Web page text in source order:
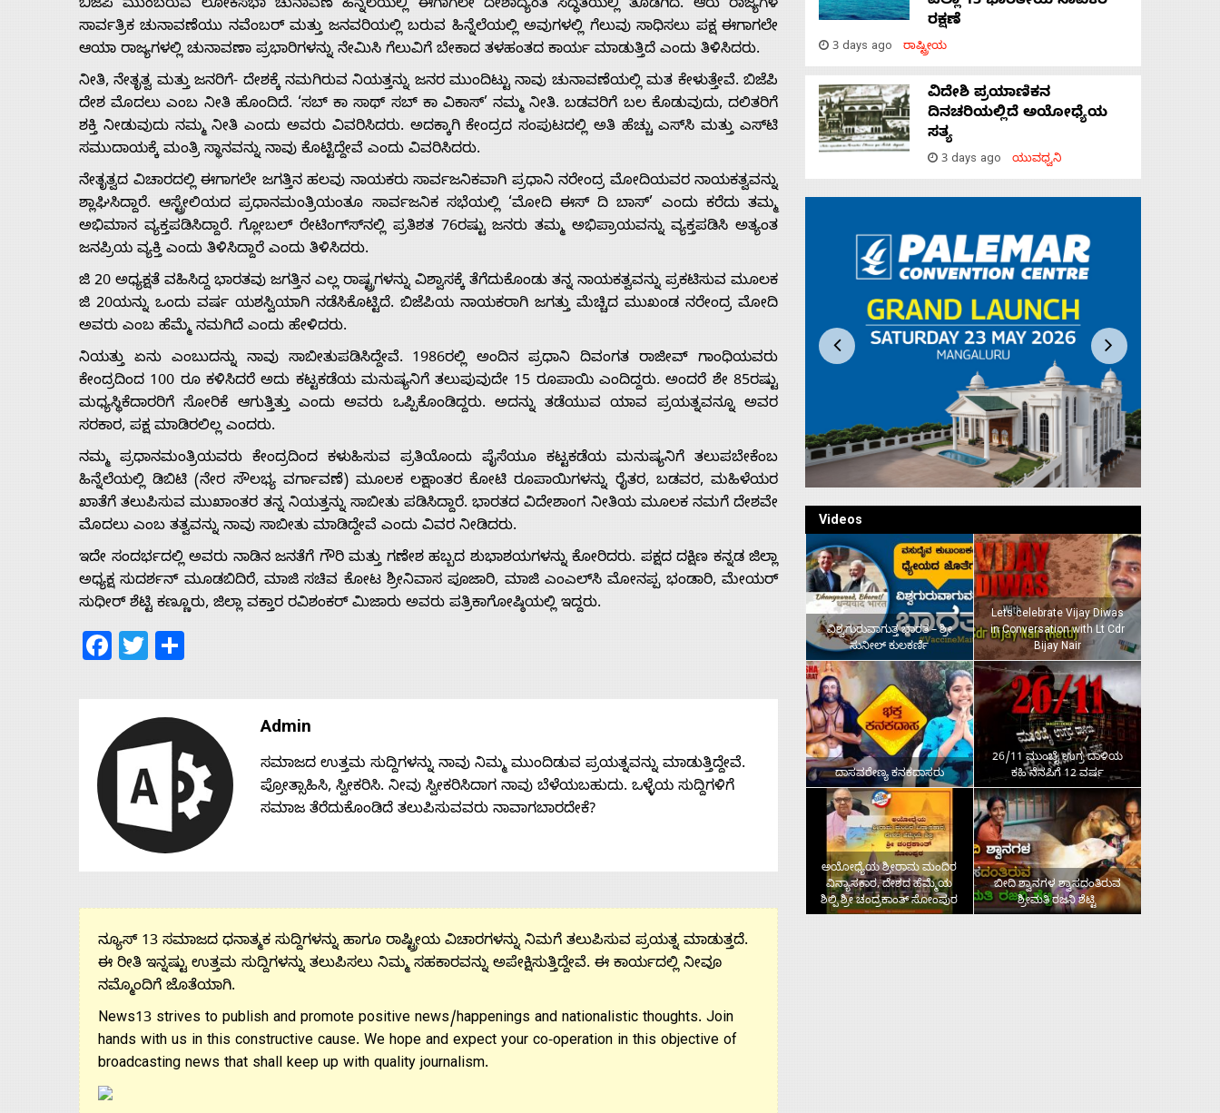
ಬಿಜೆಪಿ ಮುಂಬರುವ ಲೋಕಸಭಾ ಚುನಾವಣೆ ಹಿನ್ನೆಲೆಯಲ್ಲಿ ಈಗಾಗಲೇ ದೇಶಾದ್ಯಂತ ಸಿದ್ಧತೆಯಲ್ಲಿ ತೊಡಗಿದೆ. ಆರು ರಾಜ್ಯಗಳ
ಸಾರ್ವತ್ರಿಕ ಚುನಾವಣೆಯು ನವೆಂಬರ್ ಮತ್ತು ಜನವರಿಯಲ್ಲಿ ಬರುವ ಹಿನ್ನೆಲೆಯಲ್ಲಿ ಅವುಗಳಲ್ಲಿ ಗೆಲುವು ಸಾಧಿಸಲು ಪಕ್ಷ ಈಗಾಗಲೇ
ಆಯಾ ರಾಜ್ಯಗಳಲ್ಲಿ ಚುನಾವಣಾ ಪ್ರಭಾರಿಗಳನ್ನು ನೇಮಿಸಿ ಗೆಲುವಿಗೆ ಬೇಕಾದ ತಳಹಂತದ ಕಾರ್ಯ ಮಾಡುತ್ತಿದೆ ಎಂದು ತಿಳಿಸಿದರು.
ನೀತಿ, ನೇತೃತ್ವ ಮತ್ತು ಜನರಿಗೆ- ದೇಶಕ್ಕೆ ನಮಗಿರುವ ನಿಯತ್ತನ್ನು ಜನರ ಮುಂದಿಟ್ಟು ನಾವು ಚುನಾವಣೆಯಲ್ಲಿ ಮತ ಕೇಳುತ್ತೇವೆ. ಬಿಜೆಪಿ
ದೇಶ ಮೊದಲು ಎಂಬ ನೀತಿ ಹೊಂದಿದೆ. ‘ಸಬ್ ಕಾ ಸಾಥ್ ಸಬ್ ಕಾ ವಿಕಾಸ್’ ನಮ್ಮ ನೀತಿ. ಬಡವರಿಗೆ ಬಲ ಕೊಡುವುದು, ದಲಿತರಿಗೆ
ಶಕ್ತಿ ನೀಡುವುದು ನಮ್ಮ ನೀತಿ ಎಂದು ಅವರು ವಿವರಿಸಿದರು. ಅದಕ್ಕಾಗಿ ಕೇಂದ್ರದ ಸಂಪುಟದಲ್ಲಿ ಅತಿ ಹೆಚ್ಚು ಎಸ್‍ಸಿ ಮತ್ತು ಎಸ್‍ಟಿ
ಸಮುದಾಯಕ್ಕೆ ಮಂತ್ರಿ ಸ್ಥಾನವನ್ನು ನಾವು ಕೊಟ್ಟಿದ್ದೇವೆ ಎಂದು ವಿವರಿಸಿದರು.
ನೇತೃತ್ವದ ವಿಚಾರದಲ್ಲಿ ಈಗಾಗಲೇ ಜಗತ್ತಿನ ಹಲವು ನಾಯಕರು ಸಾರ್ವಜನಿಕವಾಗಿ ಪ್ರಧಾನಿ ನರೇಂದ್ರ ಮೋದಿಯವರ ನಾಯಕತ್ವವನ್ನು
ಶ್ಲಾಘಿಸಿದ್ದಾರೆ. ಆಸ್ಟ್ರೇಲಿಯದ ಪ್ರಧಾನಮಂತ್ರಿಯಂತೂ ಸಾರ್ವಜನಿಕ ಸಭೆಯಲ್ಲಿ ‘ಮೋದಿ ಈಸ್ ದಿ ಬಾಸ್’ ಎಂದು ಕರೆದು ತಮ್ಮ
ಅಭಿಮಾನ ವ್ಯಕ್ತಪಡಿಸಿದ್ದಾರೆ. ಗ್ಲೋಬಲ್ ರೇಟಿಂಗ್ಸ್‍ನಲ್ಲಿ ಪ್ರತಿಶತ 76ರಷ್ಟು ಜನರು ತಮ್ಮ ಅಭಿಪ್ರಾಯವನ್ನು ವ್ಯಕ್ತಪಡಿಸಿ ಅತ್ಯಂತ
ಜನಪ್ರಿಯ ವ್ಯಕ್ತಿ ಎಂದು ತಿಳಿಸಿದ್ದಾರೆ ಎಂದು ತಿಳಿಸಿದರು.
ಜಿ 20 ಅಧ್ಯಕ್ಷತೆ ವಹಿಸಿದ್ದ ಭಾರತವು ಜಗತ್ತಿನ ಎಲ್ಲ ರಾಷ್ಟ್ರಗಳನ್ನು ವಿಶ್ವಾಸಕ್ಕೆ ತೆಗೆದುಕೊಂಡು ತನ್ನ ನಾಯಕತ್ವವನ್ನು ಪ್ರಕಟಿಸುವ ಮೂಲಕ
ಜಿ 20ಯನ್ನು ಒಂದು ವರ್ಷ ಯಶಸ್ವಿಯಾಗಿ ನಡೆಸಿಕೊಟ್ಟಿದೆ. ಬಿಜೆಪಿಯ ನಾಯಕರಾಗಿ ಜಗತ್ತು ಮೆಚ್ಚಿದ ಮುಖಂಡ ನರೇಂದ್ರ ಮೋದಿ
ಅವರು ಎಂಬ ಹೆಮ್ಮೆ ನಮಗಿದೆ ಎಂದು ಹೇಳಿದರು.
ನಿಯತ್ತು ಏನು ಎಂಬುದನ್ನು ನಾವು ಸಾಬೀತುಪಡಿಸಿದ್ದೇವೆ. 1986ರಲ್ಲಿ ಅಂದಿನ ಪ್ರಧಾನಿ ದಿವಂಗತ ರಾಜೀವ್ ಗಾಂಧಿಯವರು
ಕೇಂದ್ರದಿಂದ 100 ರೂ ಕಳಿಸಿದರೆ ಅದು ಕಟ್ಟಕಡೆಯ ಮನುಷ್ಯನಿಗೆ ತಲುಪುವುದೇ 15 ರೂಪಾಯಿ ಎಂದಿದ್ದರು. ಅಂದರೆ ಶೇ 85ರಷ್ಟು
ಮಧ್ಯಸ್ಥಿಕೆದಾರರಿಗೆ ಸೋರಿಕೆ ಆಗುತ್ತಿತ್ತು ಎಂದು ಅವರು ಒಪ್ಪಿಕೊಂಡಿದ್ದರು. ಅದನ್ನು ತಡೆಯುವ ಯಾವ ಪ್ರಯತ್ನವನ್ನೂ ಅವರ
ಸರಕಾರ, ಪಕ್ಷ ಮಾಡಿರಲಿಲ್ಲ ಎಂದರು.
ನಮ್ಮ ಪ್ರಧಾನಮಂತ್ರಿಯವರು ಕೇಂದ್ರದಿಂದ ಕಳುಹಿಸುವ ಪ್ರತಿಯೊಂದು ಪೈಸೆಯೂ ಕಟ್ಟಕಡೆಯ ಮನುಷ್ಯನಿಗೆ ತಲುಪಬೇಕೆಂಬ
ಹಿನ್ನೆಲೆಯಲ್ಲಿ ಡಿಬಿಟಿ (ನೇರ ಸೌಲಭ್ಯ ವರ್ಗಾವಣೆ) ಮೂಲಕ ಲಕ್ಷಾಂತರ ಕೋಟಿ ರೂಪಾಯಿಗಳನ್ನು ರೈತರ, ಬಡವರ, ಮಹಿಳೆಯರ
ಖಾತೆಗೆ ತಲುಪಿಸುವ ಮುಖಾಂತರ ತನ್ನ ನಿಯತ್ತನ್ನು ಸಾಬೀತು ಪಡಿಸಿದ್ದಾರೆ. ಭಾರತದ ವಿದೇಶಾಂಗ ನೀತಿಯ ಮೂಲಕ ನಮಗೆ ದೇಶವೇ
ಮೊದಲು ಎಂಬ ತತ್ವವನ್ನು ನಾವು ಸಾಬೀತು ಮಾಡಿದ್ದೇವೆ ಎಂದು ವಿವರ ನೀಡಿದರು.
ಇದೇ ಸಂದರ್ಭದಲ್ಲಿ ಅವರು ನಾಡಿನ ಜನತೆಗೆ ಗೌರಿ ಮತ್ತು ಗಣೇಶ ಹಬ್ಬದ ಶುಭಾಶಯಗಳನ್ನು ಕೋರಿದರು. ಪಕ್ಷದ ದಕ್ಷಿಣ ಕನ್ನಡ ಜಿಲ್ಲಾ
ಅಧ್ಯಕ್ಷ ಸುದರ್ಶನ್ ಮೂಡಬಿದಿರೆ, ಮಾಜಿ ಸಚಿವ ಕೋಟ ಶ್ರೀನಿವಾಸ ಪೂಜಾರಿ, ಮಾಜಿ ಎಂಎಲ್‍ಸಿ ಮೋನಪ್ಪ ಭಂಡಾರಿ, ಮೇಯರ್
ಸುಧೀರ್ ಶೆಟ್ಟಿ ಕಣ್ಣೂರು, ಜಿಲ್ಲಾ ವಕ್ತಾರ ರವಿಶಂಕರ್ ಮಿಜಾರು ಅವರು ಪತ್ರಿಕಾಗೋಷ್ಠಿಯಲ್ಲಿ ಇದ್ದರು.
Facebook
Twitter
Admin
ಸಮಾಜದ ಉತ್ತಮ ಸುದ್ದಿಗಳನ್ನು ನಾವು ನಿಮ್ಮ ಮುಂದಿಡುವ ಪ್ರಯತ್ನವನ್ನು ಮಾಡುತ್ತಿದ್ದೇವೆ.
ಪ್ರೋತ್ಸಾಹಿಸಿ, ಸ್ವೀಕರಿಸಿ. ನೀವು ಸ್ವೀಕರಿಸಿದಾಗ ನಾವು ಬೆಳೆಯಬಹುದು. ಒಳ್ಳೆಯ ಸುದ್ದಿಗಳಿಗೆ
ಸಮಾಜ ತೆರೆದುಕೊಂಡಿದೆ ತಲುಪಿಸುವವರು ನಾವಾಗಬಾರದೇಕೆ?
ನ್ಯೂಸ್ 13 ಸಮಾಜದ ಧನಾತ್ಮಕ ಸುದ್ದಿಗಳನ್ನು ಹಾಗೂ ರಾಷ್ಟ್ರೀಯ ವಿಚಾರಗಳನ್ನು ನಿಮಗೆ ತಲುಪಿಸುವ ಪ್ರಯತ್ನ ಮಾಡುತ್ತದೆ.
ಈ ರೀತಿ ಇನ್ನಷ್ಟು ಉತ್ತಮ ಸುದ್ದಿಗಳನ್ನು ತಲುಪಿಸಲು ನಿಮ್ಮ ಸಹಕಾರವನ್ನು ಅಪೇಕ್ಷಿಸುತ್ತಿದ್ದೇವೆ. ಈ ಕಾರ್ಯದಲ್ಲಿ ನೀವೂ
ನಮ್ಮೊಂದಿಗೆ ಜೊತೆಯಾಗಿ.
News13 strives to publish and promote positive news/happenings and nationalistic thoughts. Join
hands with us in this constructive cause. We hope and expect your co-operation in this objective of
broadcasting news that shall keep up with quality journalism.
ರಕ್ಷಣೆ
3 days ago ರಾಷ್ಟ್ರೀಯ
ವಿದೇಶಿ ಪ್ರಯಾಣಿಕನ
ದಿನಚರಿಯಲ್ಲಿದೆ ಅಯೋಧ್ಯೆಯ
ಸತ್ಯ
3 days ago ಯುವಧ್ವನಿ
Videos
ವಿಶ್ವಗುರುವಾಗುತ್ತ ಭಾರತ – ಶ್ರೀ
ಸುನೀಲ್‌ ಕುಲಕರ್ಣಿ
Lets celebrate Vijay Diwas
in Conversation with Lt Cdr
Bijay Nair
ದಾಸವರೇಣ್ಯ ಕನಕದಾಸರು
26/11 ಮುಂಬೈ ಉಗ್ರ ದಾಳಿಯ
ಕಹಿ ನೆನಪಿಗೆ 12 ವರ್ಷ
ಅಯೋಧ್ಯೆಯ ಶ್ರೀರಾಮ ಮಂದಿರ
ವಿನ್ಯಾಸಕಾರ, ದೇಶದ ಹೆಮ್ಮೆಯ
ಶಿಲ್ಪಿ ಶ್ರೀ ಚಂದ್ರಕಾಂತ್‌ ಸೋಂಪುರ
ಬೀದಿ ಶ್ವಾನಗಳ ಶ್ವಾಸದಂತಿರುವ
ಶ್ರೀಮತಿ ರಜನಿ ಶೆಟ್ಟಿ